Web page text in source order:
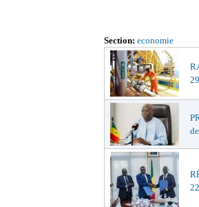
Section: economie